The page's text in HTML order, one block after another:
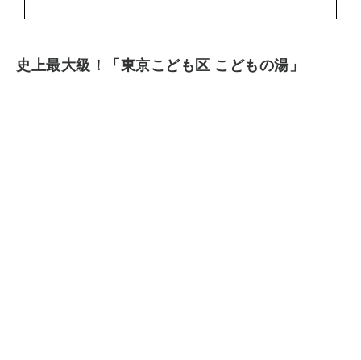
史上最大級！「東京こども区 こどもの湯」